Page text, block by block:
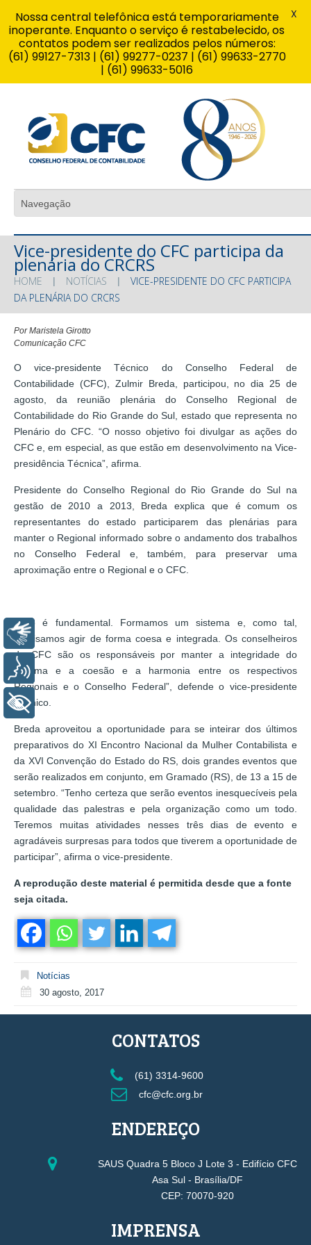
Vice-presidente do CFC participa da
plenária do CRCRS
HOME NOTÍCIAS
VICE-PRESIDENTE DO CFC PARTICIPA
DA PLENÁRIA DO CRCRS
Por Maristela Girotto
Comunicação CFC
O vice-presidente Técnico do Conselho Federal de
Contabilidade (CFC), Zulmir Breda, participou, no dia 25 de
agosto, da reunião plenária do Conselho Regional de
Contabilidade do Rio Grande do Sul, estado que representa no
Plenário do CFC. “O nosso objetivo foi divulgar as ações do
CFC e, em especial, as que estão em desenvolvimento na Vice-
presidência Técnica”, afirma.
Presidente do Conselho Regional do Rio Grande do Sul na
gestão de 2010 a 2013, Breda explica que é comum os
representantes do estado participarem das plenárias para
manter o Regional informado sobre o andamento dos trabalhos
no Conselho Federal e, também, para preservar uma
aproximação entre o Regional e o CFC.
“Isso é fundamental. Formamos um sistema e, como tal,
precisamos agir de forma coesa e integrada. Os conselheiros
do CFC são os responsáveis por manter a integridade do
sistema e a coesão e a harmonia entre os respectivos
Regionais e o Conselho Federal”, defende o vice-presidente
Técnico.
Breda aproveitou a oportunidade para se inteirar dos últimos
preparativos do XI Encontro Nacional da Mulher Contabilista e
da XVI Convenção do Estado do RS, dois grandes eventos que
serão realizados em conjunto, em Gramado (RS), de 13 a 15 de
setembro. “Tenho certeza que serão eventos inesquecíveis pela
qualidade das palestras e pela organização como um todo.
Teremos muitas atividades nesses três dias de evento e
agradáveis surpresas para todos que tiverem a oportunidade de
participar”, afirma o vice-presidente.
A reprodução deste material é permitida desde que a fonte
seja citada.
Notícias
30 agosto, 2017
CONTATOS
(61) 3314-9600
cfc@cfc.org.br
ENDEREÇO
SAUS Quadra 5 Bloco J Lote 3 - Edifício CFC
Asa Sul - Brasília/DF
CEP: 70070-920
IMPRENSA
Nossa central telefônica está temporariamente
inoperante. Enquanto o serviço é restabelecido, os
contatos podem ser realizados pelos números:
(61) 99127-7313 | (61) 99277-0237 | (61) 99633-2770
| (61) 99633-5016
X
Voz
+ Acessibilidade